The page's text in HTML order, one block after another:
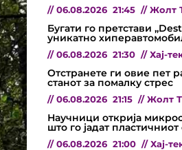
// 06.08.2026 21:45 // Жолт
Бугати го претстави
уникатно
// 06.08.2026 21:30 // Хај-
Отстранете ги овие пет
станот за помалку стрес
// 06.08.2026 21:15 // Жолт
Научници открија
што го јадат пластичниот
// 06.08.2026 21:00 // Хај-